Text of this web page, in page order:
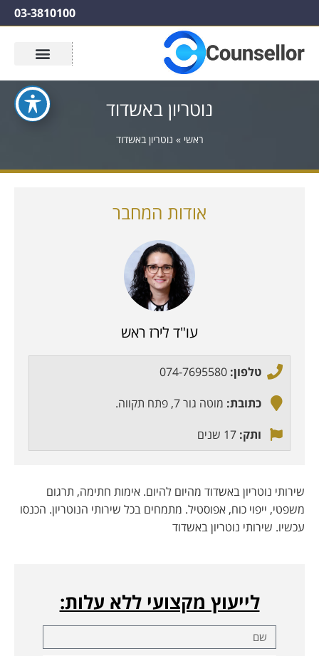
03-3810100
נוטריון באשדוד
ראשי » נוטריון באשדוד
אודות המחבר
עו"ד לירז ראש
טלפון: 074-7695580
כתובת: מוטה גור 7, פתח תקווה.
ותק: 17 שנים
שירותי נוטריון באשדוד מהיום להיום. אימות חתימה, תרגום
משפטי, ייפוי כוח, אפוסטיל. מתמחים בכל שירותי הנוטריון. הכנסו
עכשיו. שירותי נוטריון באשדוד
לייעוץ מקצועי ללא עלות: